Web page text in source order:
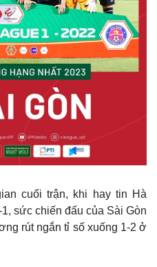
cuối trận, khi hay tin Hà
sức chiến đấu của Sài Gòn
rút ngắn tỉ số xuống 1-2 ở